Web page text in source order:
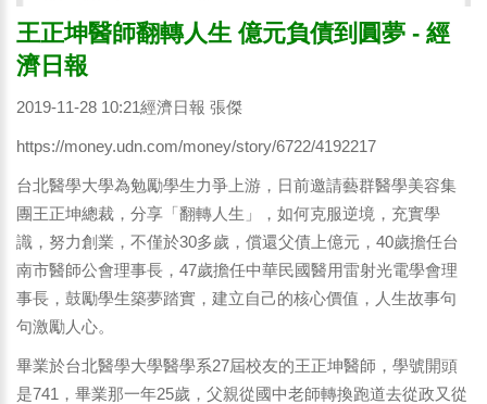
王正坤醫師翻轉人生 億元負債到圓夢 - 經
濟日報
2019-11-28 10:21經濟日報 張傑
https://money.udn.com/money/story/6722/4192217
台北醫學大學為勉勵學生力爭上游，日前邀請藝群醫學美容集
團王正坤總裁，分享「翻轉人生」，如何克服逆境，充實學
識，努力創業，不僅於30多歲，償還父債上億元，40歲擔任台
南市醫師公會理事長，47歲擔任中華民國醫用雷射光電學會理
事長，鼓勵學生築夢踏實，建立自己的核心價值，人生故事句
句激勵人心。
畢業於台北醫學大學醫學系27屆校友的王正坤醫師，學號開頭
是741，畢業那一年25歲，父親從國中老師轉換跑道去從政又從